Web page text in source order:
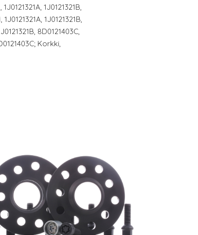
1J0121321B,
1J0121321B,
8D0121403C,
Korkki,